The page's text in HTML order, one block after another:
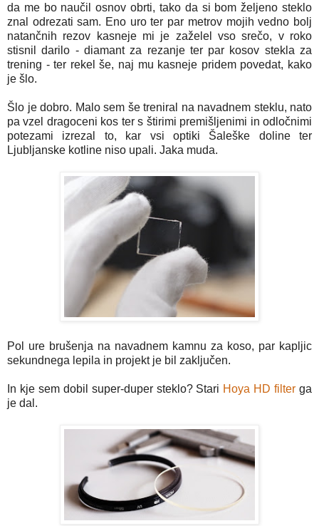
da me bo naučil osnov obrti, tako da si bom željeno steklo
znal odrezati sam. Eno uro ter par metrov mojih vedno bolj
natančnih rezov kasneje mi je zaželel vso srečo, v roko
stisnil darilo - diamant za rezanje ter par kosov stekla za
trening - ter rekel še, naj mu kasneje pridem povedat, kako
je šlo.
Šlo je dobro. Malo sem še treniral na navadnem steklu, nato
pa vzel dragoceni kos ter s štirimi premišljenimi in odločnimi
potezami izrezal to, kar vsi optiki Šaleške doline ter
Ljubljanske kotline niso upali. Jaka muda.
Pol ure brušenja na navadnem kamnu za koso, par kapljic
sekundnega lepila in projekt je bil zaključen.
In kje sem dobil super-duper steklo? Stari Hoya HD filter ga
je dal.